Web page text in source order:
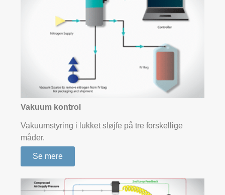
Vakuum kontrol
Vakuumstyring i lukket sløjfe på tre forskellige
måder.
Se mere